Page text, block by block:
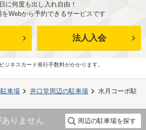
に何度も出し入れ自由！
Webから予約できるサービスです
法人入会
ネスカード発行手数料がかかります。
車場 井口堂周辺の駐車場
水月コーポ駐
りません 周辺の駐車場を探す
CO., LTD. All Rights Reserved.